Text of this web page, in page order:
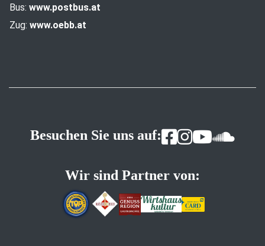
Bus: www.postbus.at
Zug: www.oebb.at
Besuchen Sie uns auf:
Wir sind Partner von: